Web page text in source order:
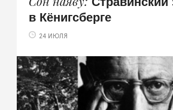
в Кёнигсберге
24 ИЮЛЯ